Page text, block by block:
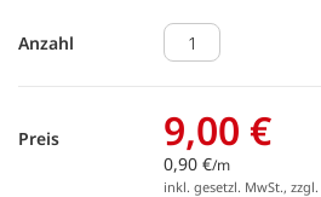
Anzahl
Preis 9,00 €
0,90 €/m
inkl. gesetzl. MwSt., zzgl.